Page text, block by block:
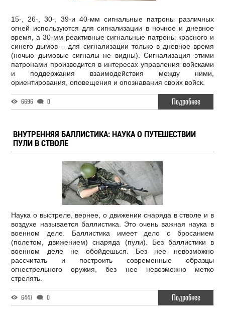
15-, 26-, 30-, 39-и 40-мм сигнальные патроны различных
огней используются для сигнализации в ночное и дневное
время, а 30-мм реактивные сигнальные патроны красного и
синего дымов – для сигнализации только в дневное время
(ночью дымовые сигналы не видны). Сигнализация этими
патронами производится в интересах управления войсками
и поддержания взаимодействия между ними,
ориентирования, оповещения и опознавания своих войск.
6696 0 Подробнее
ВНУТРЕННЯЯ БАЛЛИСТИКА: НАУКА О ПУТЕШЕСТВИИ
ПУЛИ В СТВОЛЕ
Наука о выстреле, вернее, о движении снаряда в стволе и в
воздухе называется баллистика. Это очень важная наука в
военном деле. Баллистика имеет дело с бросанием
(полетом, движением) снаряда (пули). Без баллистики в
военном деле не обойдешься. Без нее невозможно
рассчитать и построить современные образцы
огнестрельного оружия, без нее невозможно метко
стрелять.
6447 0 Подробнее